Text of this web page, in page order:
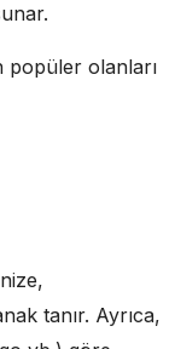
popüler olanları
tanır. Ayrıca,